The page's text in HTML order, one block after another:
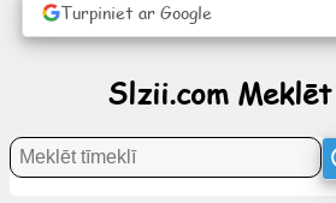
tīkls
Turpiniet ar Google
Slzii.com